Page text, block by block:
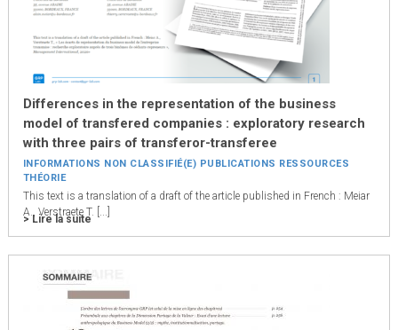
Differences in the representation of the business
model of transfered companies : exploratory research
with three pairs of transferor-transferee
INFORMATIONS NON CLASSIFIÉ(E) PUBLICATIONS RESSOURCES
THÉORIE
This text is a translation of a draft of the article published in French : Meiar
A., Verstraete T. [...]
> Lire la suite